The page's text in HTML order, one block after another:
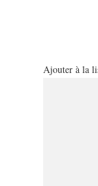
Ajouter à la